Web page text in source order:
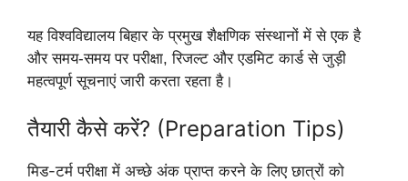
यह विश्वविद्यालय बिहार के प्रमुख शैक्षणिक संस्थानों में से एक है
और समय-समय पर परीक्षा, रिजल्ट और एडमिट कार्ड से जुड़ी
महत्वपूर्ण सूचनाएं जारी करता रहता है।
तैयारी कैसे करें? (Preparation Tips)
मिड-टर्म परीक्षा में अच्छे अंक प्राप्त करने के लिए छात्रों को